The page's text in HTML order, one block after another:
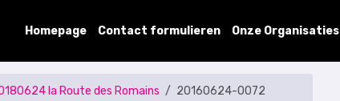
Homepage Contact formulieren Onze Organisaties
la Route des Romains 20160624-0072